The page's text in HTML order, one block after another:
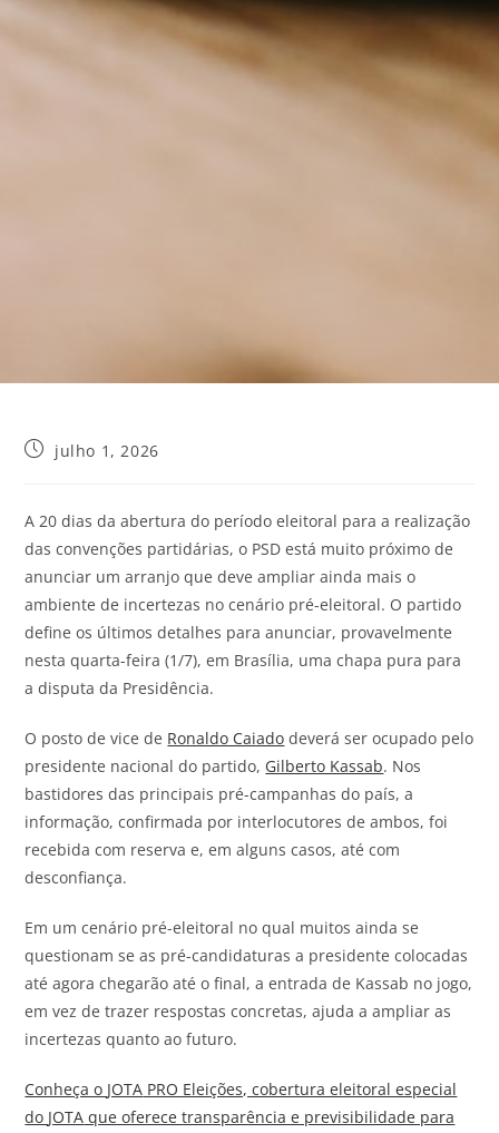
julho 1, 2026
A 20 dias da abertura do período eleitoral para a realização
das convenções partidárias, o PSD está muito próximo de
anunciar um arranjo que deve ampliar ainda mais o
ambiente de incertezas no cenário pré-eleitoral. O partido
define os últimos detalhes para anunciar, provavelmente
nesta quarta-feira (1/7), em Brasília, uma chapa pura para
a disputa da Presidência.
O posto de vice de Ronaldo Caiado deverá ser ocupado pelo
presidente nacional do partido, Gilberto Kassab. Nos
bastidores das principais pré-campanhas do país, a
informação, confirmada por interlocutores de ambos, foi
recebida com reserva e, em alguns casos, até com
desconfiança.
Em um cenário pré-eleitoral no qual muitos ainda se
questionam se as pré-candidaturas a presidente colocadas
até agora chegarão até o final, a entrada de Kassab no jogo,
em vez de trazer respostas concretas, ajuda a ampliar as
incertezas quanto ao futuro.
Conheça o JOTA PRO Eleições, cobertura eleitoral especial
do JOTA que oferece transparência e previsibilidade para